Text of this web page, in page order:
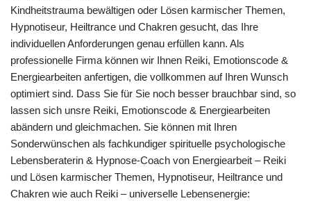
Kindheitstrauma bewältigen oder Lösen karmischer Themen,
Hypnotiseur, Heiltrance und Chakren gesucht, das Ihre
individuellen Anforderungen genau erfüllen kann. Als
professionelle Firma können wir Ihnen Reiki, Emotionscode &
Energiearbeiten anfertigen, die vollkommen auf Ihren Wunsch
optimiert sind. Dass Sie für Sie noch besser brauchbar sind, so
lassen sich unsre Reiki, Emotionscode & Energiearbeiten
abändern und gleichmachen. Sie können mit Ihren
Sonderwünschen als fachkundiger spirituelle psychologische
Lebensberaterin & Hypnose-Coach von Energiearbeit – Reiki
und Lösen karmischer Themen, Hypnotiseur, Heiltrance und
Chakren wie auch Reiki – universelle Lebensenergie: